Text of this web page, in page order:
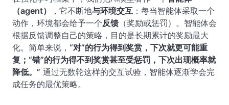
（agent）
，它不断地与环境交互 ：每当智能体采取一个
动作，环境都会给予一个反馈 （奖励或惩罚）。智能体会
根据反馈调整自己的策略，目的是长期累计的奖励最大
化。简单来说， “对”的行为得到奖赏，下次就更可能重
复；“错”的行为得不到奖赏甚至受惩罚，下次出现概率就
降低。” 通过无数轮这样的交互试验，智能体逐渐学会完
成任务的最优策略。